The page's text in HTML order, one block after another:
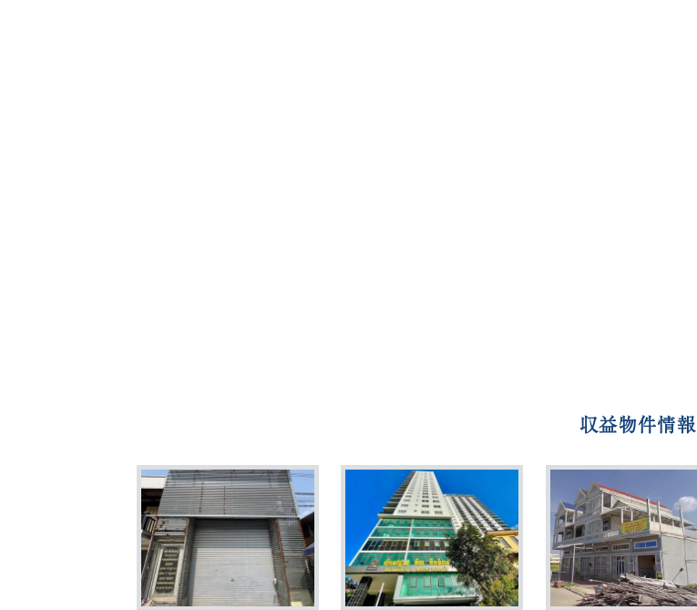
収益物件情報